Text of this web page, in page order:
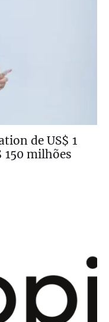
de US$ 1
150 milhões